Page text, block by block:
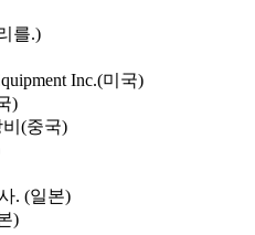
를.)
Inc.(미국)
)
(중국)
. (일본)
)